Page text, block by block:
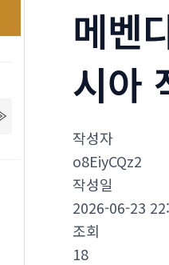
메벤
시아
작성자
o8EiyCQz2
작성일
2026-06-23
조회
18